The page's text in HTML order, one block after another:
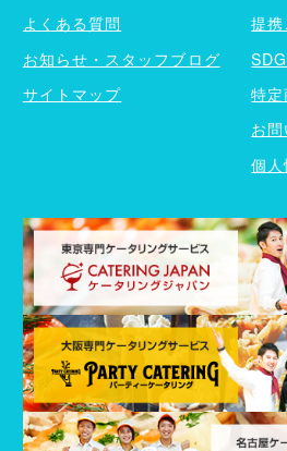
よくある質問
お知らせ・スタッフブログ
サイトマップ
提
特定
お
個